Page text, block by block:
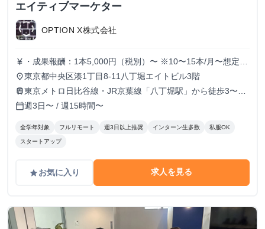
エイティブマーケター
OPTION X株式会社
currency_yen ・成果報酬：1本5,000円（税別）〜 ※10〜15本/月〜想定
※経験、実績、能力等によって変動 ※トライアル期間の場
合変動あり
place東京都中央区湊1丁目8-11八丁堀エイトビル3階
train東京メトロ日比谷線・JR京葉線「八丁堀駅」から徒歩3〜6
分
calendar_today週3日〜 / 週15時間〜
全学年対象 フルリモート 週3日以上推奨 インターン生多数 私服OK
スタートアップ
gradeお気に入り 求人を見る